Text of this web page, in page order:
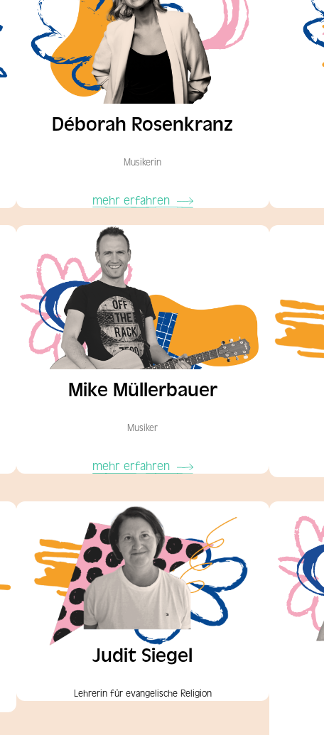
Déborah Rosenkranz
Musikerin
mehr erfahren
Mike Müllerbauer
Musiker
mehr erfahren
Judit Siegel
Lehrerin für evangelische Religion